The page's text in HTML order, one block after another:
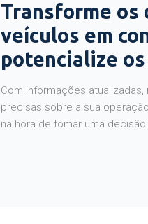
Transforme os
veículos em
potencialize
Com informações
precisas sobre a sua
na hora de tomar uma decisão